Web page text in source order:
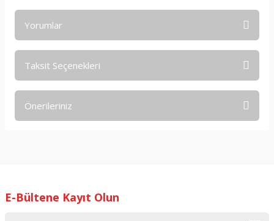
Yorumlar
Taksit Seçenekleri
Önerileriniz
Ürün resmi kalitesiz, bozuk veya görüntülenemiyor.
E-Bültene Kayıt Olun